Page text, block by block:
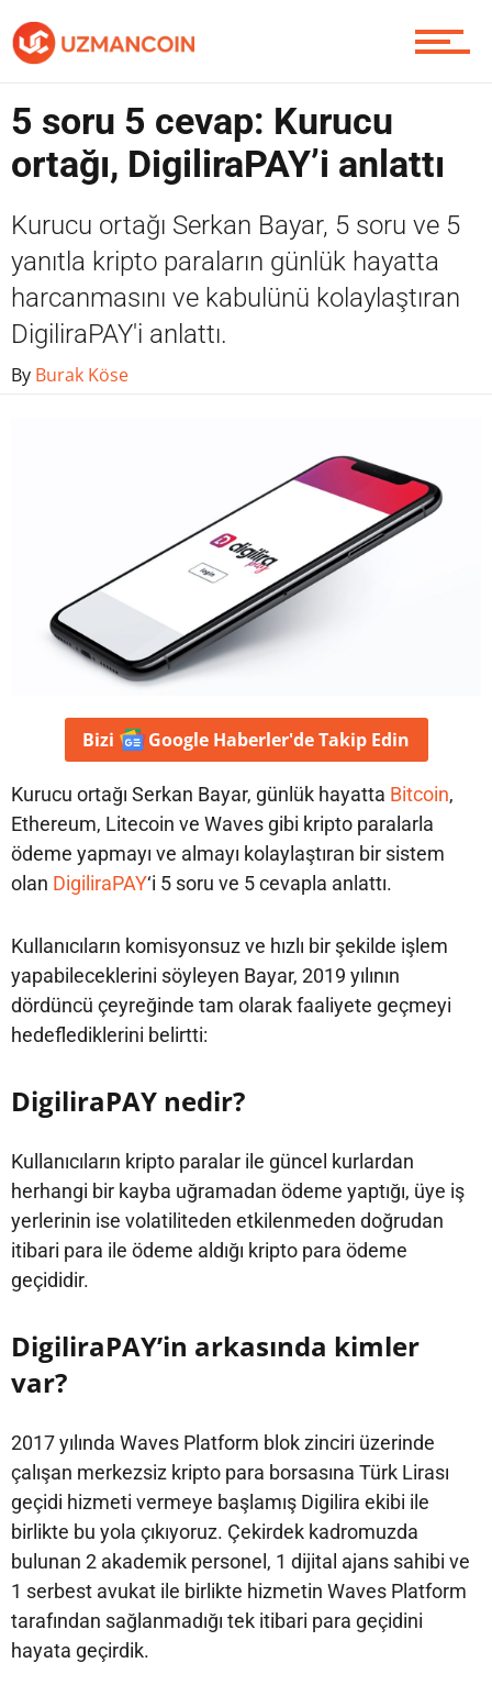
Contact / İletişim
5 soru 5 cevap: Kurucu
ortağı, DigiliraPAY’i anlattı
Kurucu ortağı Serkan Bayar, 5 soru ve 5
yanıtla kripto paraların günlük hayatta
harcanmasını ve kabulünü kolaylaştıran
DigiliraPAY'i anlattı.
By Burak Köse
Bizi Google Haberler'deTakip Edin
Kurucu ortağı Serkan Bayar, günlük hayatta Bitcoin,
Ethereum, Litecoin ve Waves gibi kripto paralarla
ödeme yapmayı ve almayı kolaylaştıran bir sistem
olan DigiliraPAY‘i 5 soru ve 5 cevapla anlattı.
Kullanıcıların komisyonsuz ve hızlı bir şekilde işlem
yapabileceklerini söyleyen Bayar, 2019 yılının
dördüncü çeyreğinde tam olarak faaliyete geçmeyi
hedeflediklerini belirtti:
DigiliraPAY nedir?
Kullanıcıların kripto paralar ile güncel kurlardan
herhangi bir kayba uğramadan ödeme yaptığı, üye iş
yerlerinin ise volatiliteden etkilenmeden doğrudan
itibari para ile ödeme aldığı kripto para ödeme
geçididir.
DigiliraPAY’in arkasında kimler
var?
2017 yılında Waves Platform blok zinciri üzerinde
çalışan merkezsiz kripto para borsasına Türk Lirası
geçidi hizmeti vermeye başlamış Digilira ekibi ile
birlikte bu yola çıkıyoruz. Çekirdek kadromuzda
bulunan 2 akademik personel, 1 dijital ajans sahibi ve
1 serbest avukat ile birlikte hizmetin Waves Platform
tarafından sağlanmadığı tek itibari para geçidini
hayata geçirdik.